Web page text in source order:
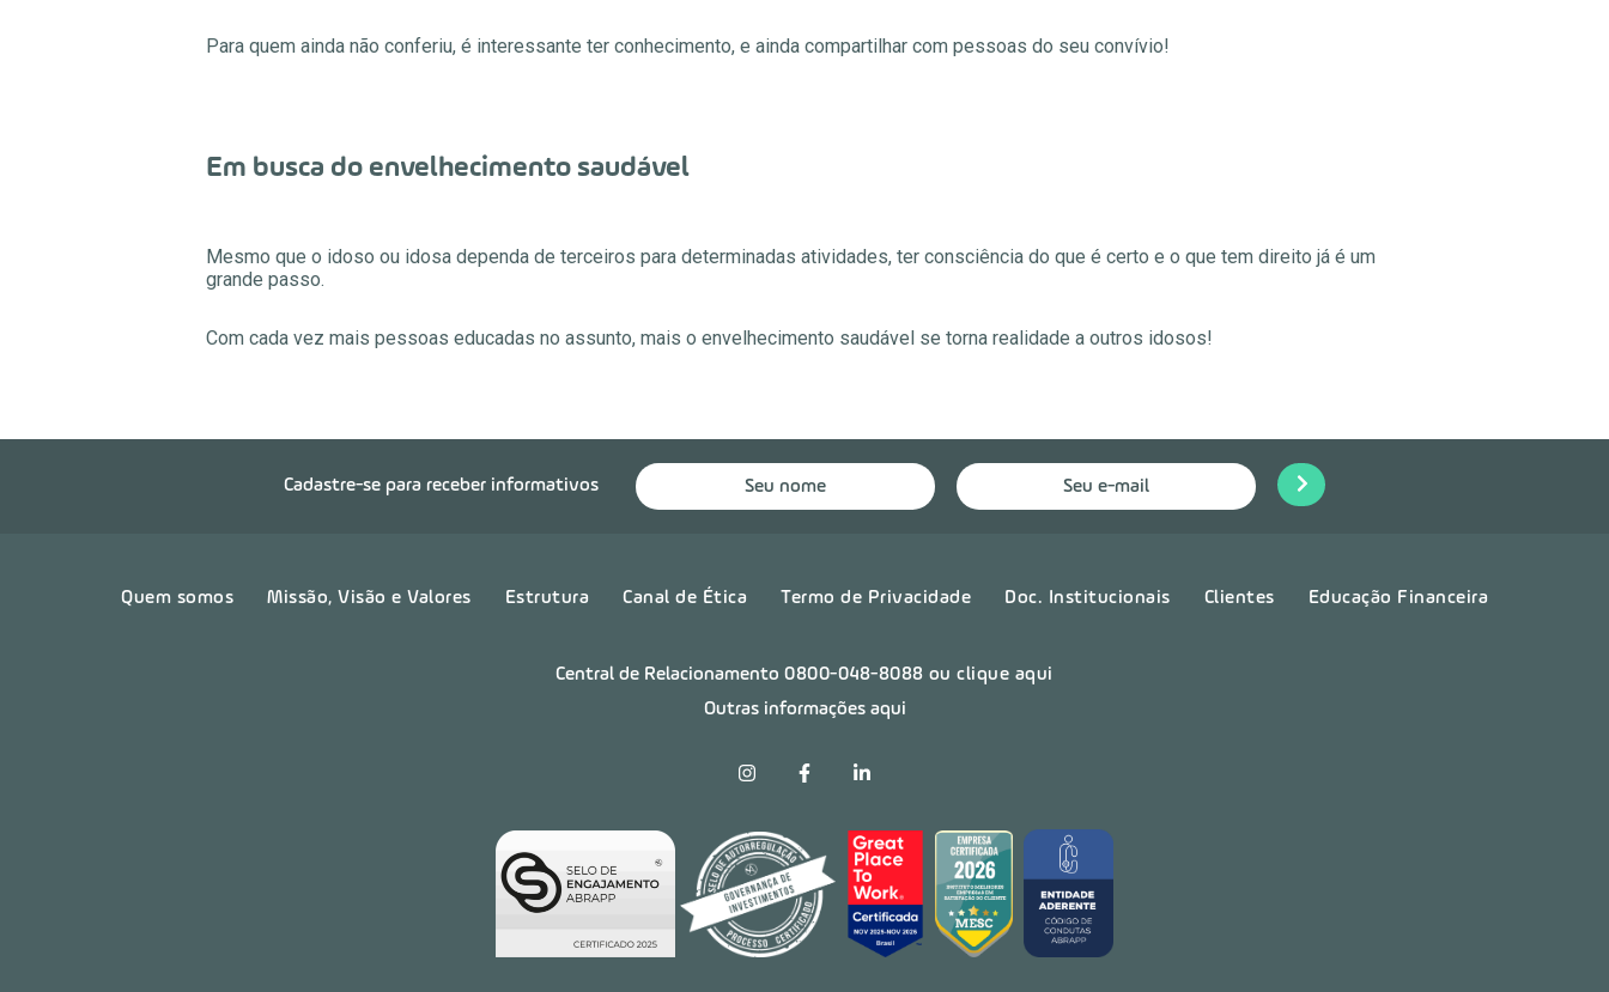
Para quem ainda não conferiu, é interessante ter conhecimento, e ainda compartilhar com pessoas do seu convívio!
Em busca do envelhecimento saudável
Mesmo que o idoso ou idosa dependa de terceiros para determinadas atividades, ter consciência do que é certo e o que tem direito já é um
grande passo.
Com cada vez mais pessoas educadas no assunto, mais o envelhecimento saudável se torna realidade a outros idosos!
Cadastre-se para receber informativos
Quem somos Missão, Visão e Valores Estrutura Canal de Ética Termo de Privacidade Doc. Institucionais Clientes Educação Financeira
Central de Relacionamento0800-048-8088 ou clique aqui
Outras informações aqui